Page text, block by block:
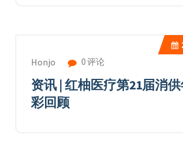
Honjo 0 评论
资讯 | 红柚医疗第21届消
彩回顾